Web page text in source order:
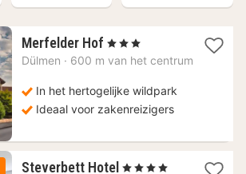
Merfelder Hof 1
nacht
106
€
, 3 Sterren
Dülmen · 600 m van het centrum
In het hertogelijke wildpark
Ideaal voor zakenreizigers
Steverbett Hotel 1
, 4 Sterren